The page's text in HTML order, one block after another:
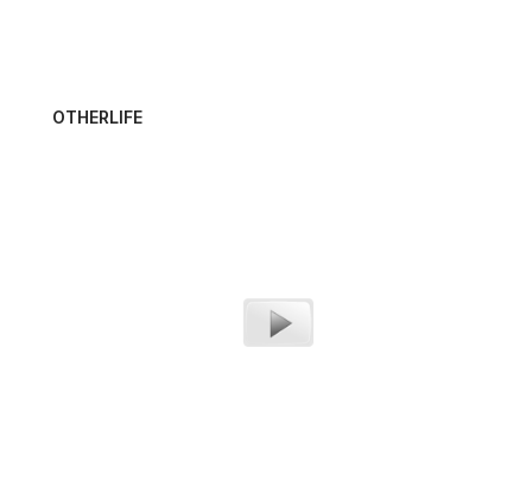
OTHERLIFE